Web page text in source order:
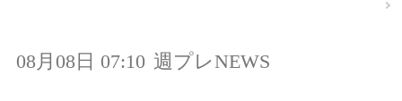
08月08日 07:10 週プレNEWS